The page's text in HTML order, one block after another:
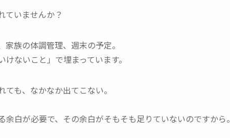
ていませんか？
族の体調管理、週末の予定。
ないこと」で埋まっています。
も、なかなか出てこない。
白が必要で、その余白がそもそも足りていないのですから。